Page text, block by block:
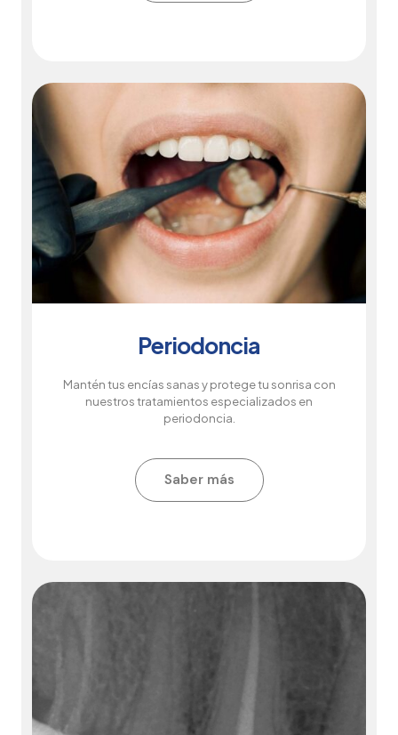
Periodoncia
Mantén tus encías sanas y protege tu sonrisa con
nuestros tratamientos especializados en
periodoncia.
Saber más